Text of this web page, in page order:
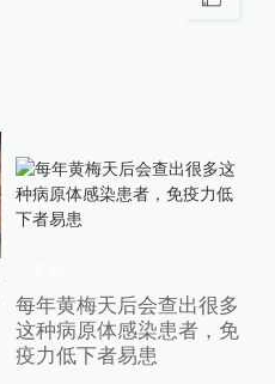
每年黄梅天后会查出很多
这种病原体感染患者，免
疫力低下者易患